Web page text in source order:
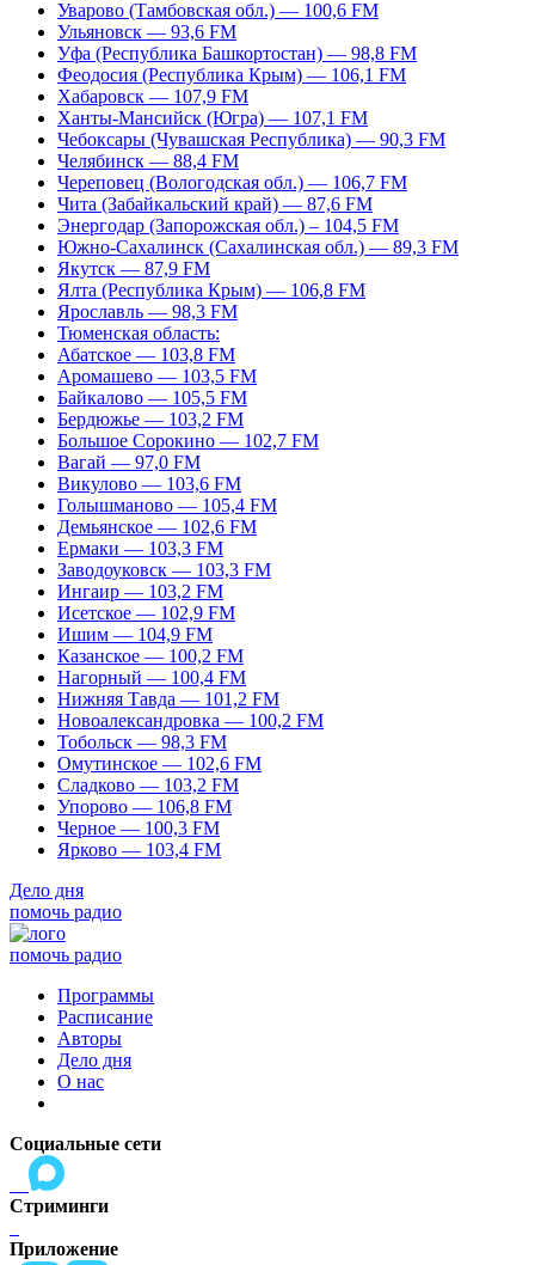
Уварово (Тамбовская обл.) — 100,6 FM
Ульяновск — 93,6 FM
Уфа (Республика Башкортостан) — 98,8 FM
Феодосия (Республика Крым) — 106,1 FM
Хабаровск — 107,9 FM
Ханты-Мансийск (Югра) — 107,1 FM
Чебоксары (Чувашская Республика) — 90,3 FM
Челябинск — 88,4 FM
Череповец (Вологодская обл.) — 106,7 FM
Чита (Забайкальский край) — 87,6 FM
Энергодар (Запорожская обл.) – 104,5 FM
Южно-Сахалинск (Сахалинская обл.) — 89,3 FM
Якутск — 87,9 FM
Ялта (Республика Крым) — 106,8 FM
Ярославль — 98,3 FM
Тюменская область:
Абатское — 103,8 FM
Аромашево — 103,5 FM
Байкалово — 105,5 FM
Бердюжье — 103,2 FM
Большое Сорокино — 102,7 FM
Вагай — 97,0 FM
Викулово — 103,6 FM
Голышманово — 105,4 FM
Демьянское — 102,6 FM
Ермаки — 103,3 FM
Заводоуковск — 103,3 FM
Ингаир — 103,2 FM
Исетское — 102,9 FM
Ишим — 104,9 FM
Казанское — 100,2 FM
Нагорный — 100,4 FM
Нижняя Тавда — 101,2 FM
Новоалександровка — 100,2 FM
Тобольск — 98,3 FM
Омутинское — 102,6 FM
Сладково — 103,2 FM
Упорово — 106,8 FM
Черное — 100,3 FM
Ярково — 103,4 FM
Дело дня
помочь радио
помочь радио
Программы
Расписание
Авторы
Дело дня
О нас
Социальные сети
Стриминги
Приложение